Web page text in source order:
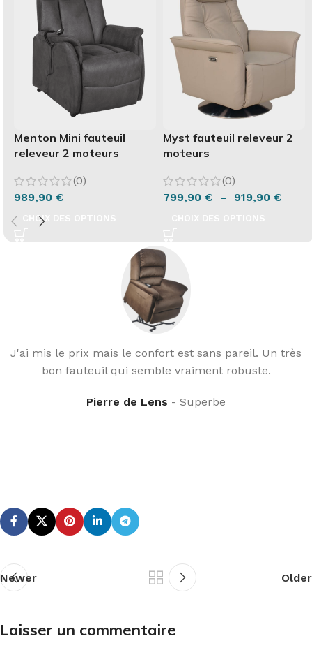
Menton Mini fauteuil
releveur 2 moteurs
(0)
989,90 €
CHOIX DES OPTIONS
Myst fauteuil releveur 2
moteurs
(0)
799,90 € – 919,90 €
J'ai mis le prix mais le confort est sans pareil. Un très
bon fauteuil qui semble vraiment robuste.
Pierre de Lens Superbe
Newer Older
Laisser un commentaire